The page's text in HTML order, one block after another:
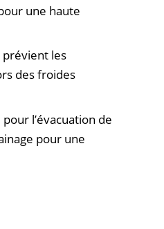
une haute
prévient les
des froides
l’évacuation de
pour une